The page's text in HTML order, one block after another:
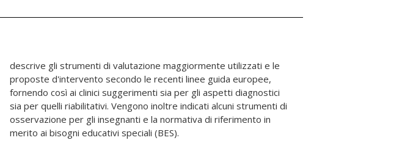
merito ai bisogni educativi speciali (BES).